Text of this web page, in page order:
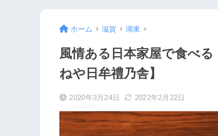
ホーム 滋賀 湖東
風情ある日本家屋で食べ
ねや日牟禮乃舎】
2020年3月24日 2022年2月22日